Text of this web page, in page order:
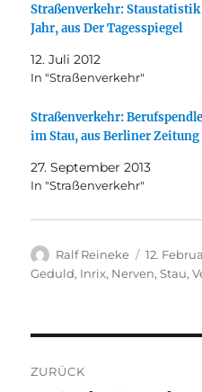
Straßenverkehr:
Jahr, aus Der Tagesspiegel
12. Juli 2012
In "Straßenverkehr"
Straßenverkehr:
im Stau, aus Berliner Zeitung
27. September 2013
In "Straßenverkehr"
Autor
Ralf Reineke
am
12.
Geduld, Inrix, Nerven,Stau,
ZURÜCK